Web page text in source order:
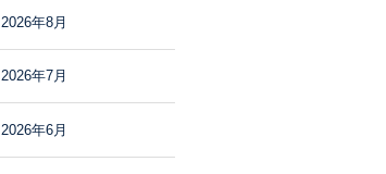
2026年8月
2026年7月
2026年6月